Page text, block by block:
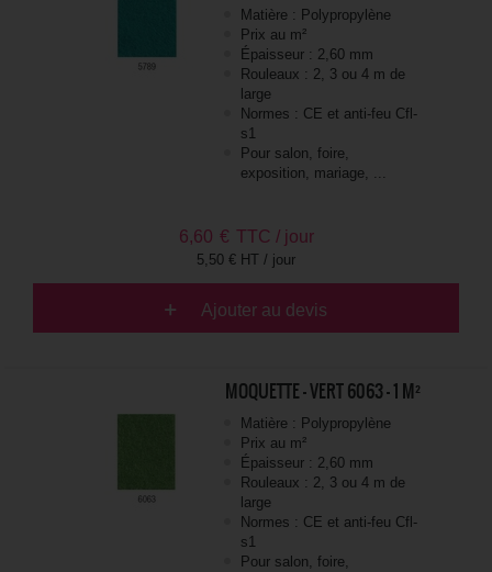
Matière : Polypropylène
Prix au m²
Épaisseur : 2,60 mm
Rouleaux : 2, 3 ou 4 m de
large
Normes : CE et anti-feu Cfl-
s1
Pour salon, foire,
exposition, mariage, ...
6,60 € TTC / jour
5,50 € HT / jour
Ajouter au devis
MOQUETTE - VERT 6063 - 1 M²
Matière : Polypropylène
Prix au m²
Épaisseur : 2,60 mm
Rouleaux : 2, 3 ou 4 m de
large
Normes : CE et anti-feu Cfl-
s1
Pour salon, foire,